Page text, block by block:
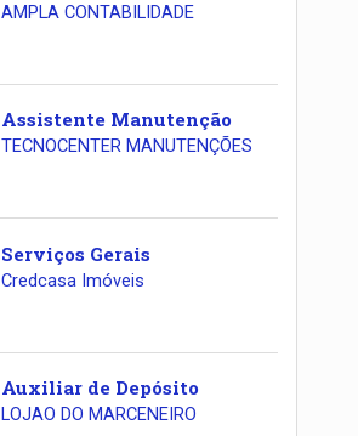
AMPLA CONTABILIDADE
Assistente Manutenção
TECNOCENTER MANUTENÇÕES
Serviços Gerais
Credcasa Imóveis
Auxiliar de Depósito
LOJAO DO MARCENEIRO